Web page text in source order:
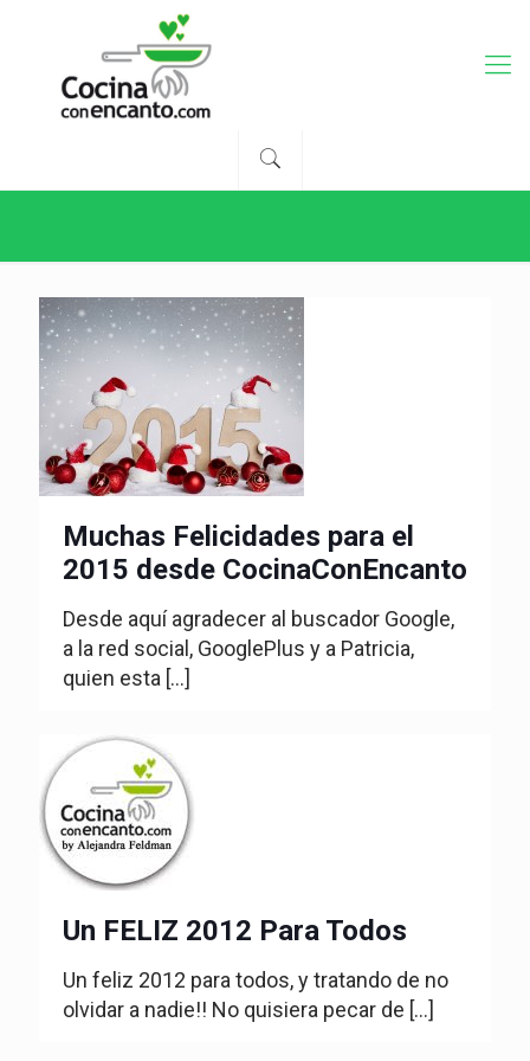
Muchas Felicidades para el
2015 desde CocinaConEncanto
Desde aquí agradecer al buscador Google,
a la red social, GooglePlus y a Patricia,
quien esta […]
Un FELIZ 2012 Para Todos
Un feliz 2012 para todos, y tratando de no
olvidar a nadie!! No quisiera pecar de […]